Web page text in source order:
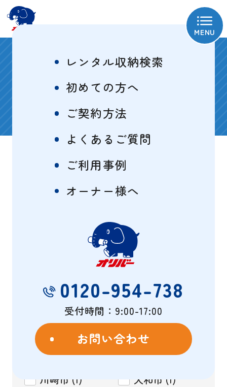
MENU
レンタル収納検索
初めての方へ
ご契約方法
よくあるご質問
ご利用事例
オーナー様へ
0120-954-738
受付時間：9:00-17:00
お問い合わせ
町田市のレンタル収納
18件
- SEARCH -
(40) 八王子市
町田市(18) 綾瀬市 (5)
横浜市(3) 厚木市
(2) 海老名市
藤沢市(1) 日野市(1)
川崎市 (1) 大和市 (1)